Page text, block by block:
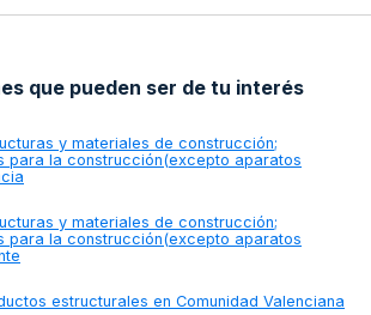
que pueden ser de tu interés
y materiales de construcción;
para la construcción(excepto aparatos
y materiales de construcción;
para la construcción(excepto aparatos
estructurales en Comunidad Valenciana